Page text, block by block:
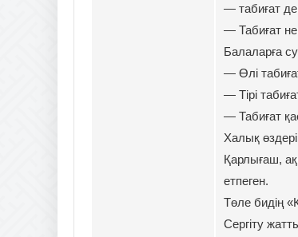
— табиғат
— Табиғат
Балаларға
— Өлі
— Тірі
— Табиғат
Халық
Қарлығаш,
етпеген.
Төле бидің
Сергіту